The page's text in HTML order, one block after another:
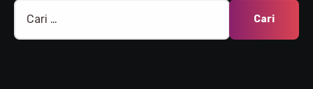
Cari
untuk: